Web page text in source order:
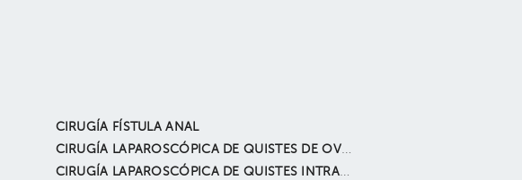
CIRUGÍA FÍSTULA ANAL
CIRUGÍA LAPAROSCÓPICA DE QUISTES DE OVARIOS
CIRUGÍA LAPAROSCÓPICA DE QUISTES INTRAABDOMINALES